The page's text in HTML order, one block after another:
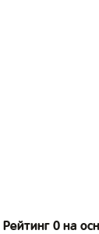
Рейтинг 0 на